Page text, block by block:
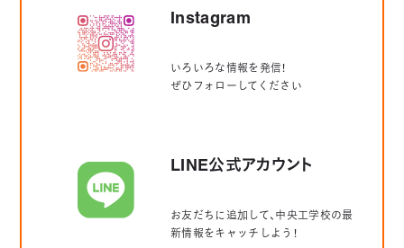
Instagram
いろいろな情報を発信！
ぜひフォローしてください
LINE公式アカウント
お友だちに追加して、中央工学校の最
新情報をキャッチしよう！